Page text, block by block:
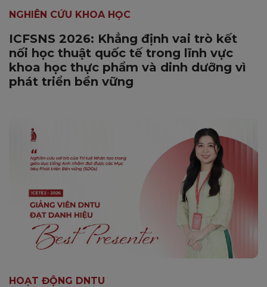
NGHIÊN CỨU KHOA HỌC
ICFSNS 2026: Khẳng định vai trò kết
nối học thuật quốc tế trong lĩnh vực
khoa học thực phẩm và dinh dưỡng vì
phát triển bền vững
HOẠT ĐỘNG DNTU